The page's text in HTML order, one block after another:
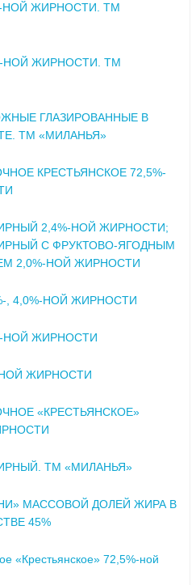
НОЙ ЖИРНОСТИ. ТМ
НОЙ ЖИРНОСТИ. ТМ
ГЛАЗИРОВАННЫЕ В
ТМ «МИЛАНЬЯ»
КРЕСТЬЯНСКОЕ 72,5%-
2,4%-НОЙ ЖИРНОСТИ;
С ФРУКТОВО-ЯГОДНЫМ
2,0%-НОЙ ЖИРНОСТИ
, 4,0%-НОЙ ЖИРНОСТИ
НОЙ ЖИРНОСТИ
ЖИРНОСТИ
«КРЕСТЬЯНСКОЕ»
ТМ «МИЛАНЬЯ»
МАССОВОЙ ДОЛЕЙ ЖИРА В
45%
«Крестьянское» 72,5%-ной